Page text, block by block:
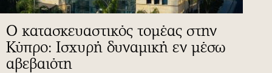
Ο κατασκευαστικός τομέας στην
Κύπρο: Ισχυρή δυναμική εν μέσω
αβεβαιότη